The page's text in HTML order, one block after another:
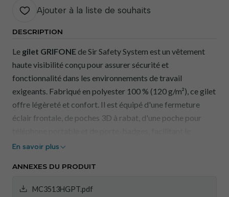
Ajouter à la liste de souhaits
DESCRIPTION
Le gilet GRIFONE de Sir Safety System est un vêtement
haute visibilité conçu pour assurer sécurité et
fonctionnalité dans les environnements de travail
exigeants. Fabriqué en polyester 100 % (120 g/m²), ce gilet
offre légèreté et confort. Il est équipé d'une fermeture
éclair frontale, de poches 3D à rabat, d'une poche pour
transport et l'accès aux outils et effets personnels. Des
réfléchissante simple sur les épaules garantissent une
visibilité optimale par faible luminosité. Ce produit est
En savoir plus
ANNEXES DU PRODUIT
MC3513HGPT.pdf